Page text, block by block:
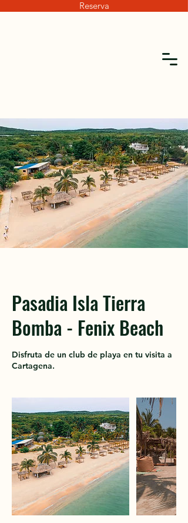
Reserva
Pasadia Isla Tierra
Bomba - Fenix Beach
Disfruta de un club de playa en tu visita a
Cartagena.